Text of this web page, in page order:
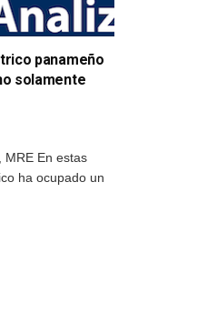
panameño
solamente
MRE En estas
ha ocupado un